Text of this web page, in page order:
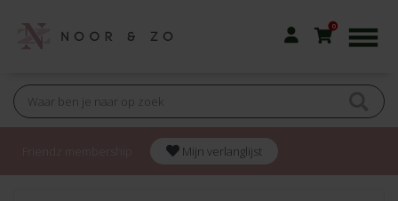
0
Mijn verlanglijst